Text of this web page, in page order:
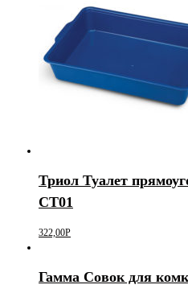
Триол Туалет
CT01
322,00Р
Гамма Совок для